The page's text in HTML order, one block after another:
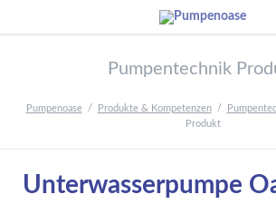
Pumpentechnik
Pumpenoase Produkte & Kompetenzen
Produkt
Unterwasserpumpe